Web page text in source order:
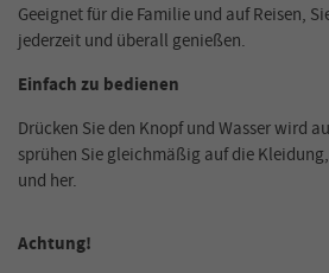
Geeignet für die Familie und auf Reisen,
jederzeit und überall genießen.
Einfach zu bedienen
Drücken Sie den Knopf und Wasser wird
sprühen Sie gleichmäßig auf die
und her.
Achtung!